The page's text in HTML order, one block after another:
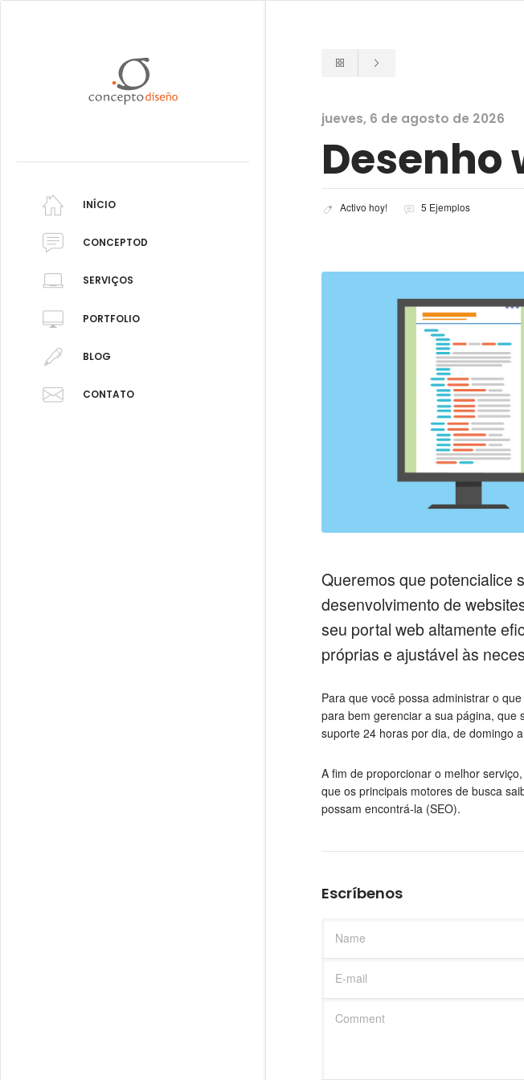
INÍCIO
CONCEPTOD
SERVIÇOS
PORTFOLIO
BLOG
CONTATO
jueves, 6 de agosto de 2026
Desenho
Activo hoy! 5 Ejemplos
Queremos que potencialice
desenvolvimento de
seu portal web altamente
próprias e ajustável às
Para que você possa administrar o
para bem gerenciar a sua página, que
suporte 24 horas por dia, de domingo
A fim de proporcionar o melhor
que os principais motores de busca
possam encontrá-la (SEO).
Escríbenos